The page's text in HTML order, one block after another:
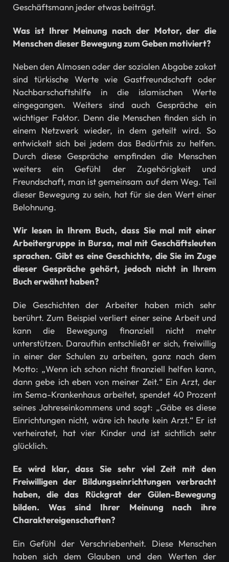
Geschäftsmann jeder etwas beiträgt.
Was ist Ihrer Meinung nach der Motor, der die
Menschen dieser Bewegung zum Geben motiviert?
Neben den Almosen oder der sozialen Abgabe zakat
sind türkische Werte wie Gastfreundschaft oder
Nachbarschaftshilfe in die islamischen Werte
eingegangen. Weiters sind auch Gespräche ein
wichtiger Faktor. Denn die Menschen finden sich in
einem Netzwerk wieder, in dem geteilt wird. So
entwickelt sich bei jedem das Bedürfnis zu helfen.
Durch diese Gespräche empfinden die Menschen
weiters ein Gefühl der Zugehörigkeit und
Freundschaft, man ist gemeinsam auf dem Weg. Teil
dieser Bewegung zu sein, hat für sie den Wert einer
Belohnung.
Wir lesen in Ihrem Buch, dass Sie mal mit einer
Arbeitergruppe in Bursa, mal mit Geschäftsleuten
sprachen. Gibt es eine Geschichte, die Sie im Zuge
dieser Gespräche gehört, jedoch nicht in Ihrem
Buch erwähnt haben?
Die Geschichten der Arbeiter haben mich sehr
berührt. Zum Beispiel verliert einer seine Arbeit und
kann die Bewegung finanziell nicht mehr
unterstützen. Daraufhin entschließt er sich, freiwillig
in einer der Schulen zu arbeiten, ganz nach dem
Motto: „Wenn ich schon nicht finanziell helfen kann,
dann gebe ich eben von meiner Zeit.“ Ein Arzt, der
im Sema-Krankenhaus arbeitet, spendet 40 Prozent
seines Jahreseinkommens und sagt: „Gäbe es diese
Einrichtungen nicht, wäre ich heute kein Arzt.“ Er ist
verheiratet, hat vier Kinder und ist sichtlich sehr
glücklich.
Es wird klar, dass Sie sehr viel Zeit mit den
Freiwilligen der Bildungseinrichtungen verbracht
haben, die das Rückgrat der Gülen-Bewegung
bilden. Was sind Ihrer Meinung nach ihre
Charaktereigenschaften?
Ein Gefühl der Verschriebenheit. Diese Menschen
haben sich dem Glauben und den Werten der